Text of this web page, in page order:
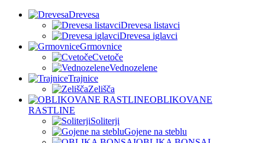
Drevesa
Drevesa listavci
Drevesa iglavci
Grmovnice
Cvetoče
Vednozelene
Trajnice
Zelišča
OBLIKOVANE
RASTLINE
Soliterji
Gojene na steblu